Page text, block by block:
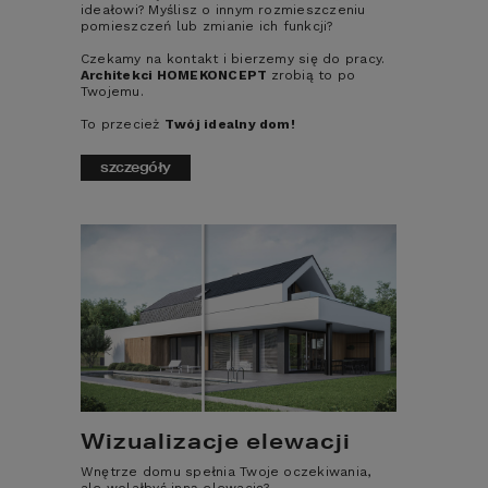
ideałowi? Myślisz o innym rozmieszczeniu
pomieszczeń lub zmianie ich funkcji?
Czekamy na kontakt i bierzemy się do pracy.
Architekci HOMEKONCEPT zrobią to po
Twojemu.
To przecież Twój idealny dom!
szczegóły
Wizualizacje elewacji
Wnętrze domu spełnia Twoje oczekiwania,
jakość. Dlatego też w obecnych czasach
udoskonalenie staje się nowym standardem
budownictwa tradycyjnego – jego
odświeżoną odsłoną.
PROJEKT DOMU HOMEKONCEPT 133.
CZYM
CHARAKTERYZUJE
SIĘ BUDOWNICTWO
TRADYCYJNE?